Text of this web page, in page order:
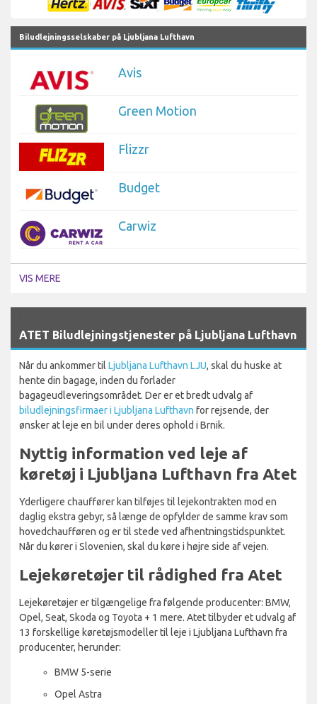
Biludlejningsselskaber på Ljubljana Lufthavn
Avis
Green Motion
Flizzr
Budget
Carwiz
VIS MERE
ATET Biludlejningstjenester på Ljubljana Lufthavn
Når du ankommer til Ljubljana Lufthavn LJU, skal du huske at
hente din bagage, inden du forlader
bagageudleveringsområdet. Der er et bredt udvalg af
biludlejningsfirmaer i Ljubljana Lufthavn for rejsende, der
ønsker at leje en bil under deres ophold i Brnik.
Nyttig information ved leje af
køretøj i Ljubljana Lufthavn fra Atet
Yderligere chauffører kan tilføjes til lejekontrakten mod en
daglig ekstra gebyr, så længe de opfylder de samme krav som
hovedchaufføren og er til stede ved afhentningstidspunktet.
Når du kører i Slovenien, skal du køre i højre side af vejen.
Lejekøretøjer til rådighed fra Atet
Lejekøretøjer er tilgængelige fra følgende producenter: BMW,
Opel, Seat, Skoda og Toyota + 1 mere. Atet tilbyder et udvalg af
13 forskellige køretøjsmodeller til leje i Ljubljana Lufthavn fra
producenter, herunder:
BMW 5-serie
Opel Astra